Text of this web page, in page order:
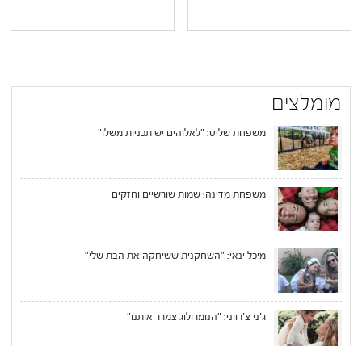
מומלצים
משפחת שליט: "לאלוהים יש תכניות משלו"
משפחת מדינה: שמות שורשיים וחזקים
מיכל ינאי: "השחקנית ששיחקה את הבת שלי"
ג'ני צ'רווני: "הנומרולוג צמרר אותנו"